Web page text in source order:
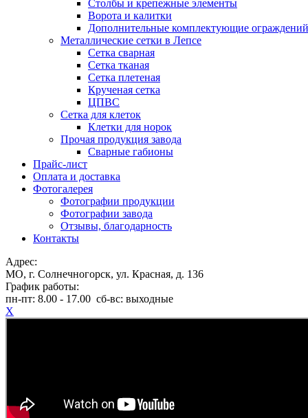
Столбы и крепежные элементы
Ворота и калитки
Дополнительные комплектующие ограждений
Металлические сетки в Лепсе
Сетка сварная
Сетка тканая
Сетка плетеная
Крученая сетка
ЦПВС
Сетка для клеток
Клетки для норок
Прочая продукция завода
Сварные габионы
Прайс-лист
Оплата и доставка
Фотогалерея
Фотографии продукции
Фотографии завода
Отзывы, благодарность
Контакты
Адрес:
МО, г. Солнечногорск, ул. Красная, д. 136
График работы:
пн-пт: 8.00 - 17.00 сб-вс: выходные
X